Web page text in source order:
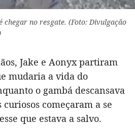
chegar no resgate. (Foto: Divulgação
Jake e Aonyx partiram
mudaria a vida do
o gambá descansava
curiosos começaram a se
que estava a salvo.